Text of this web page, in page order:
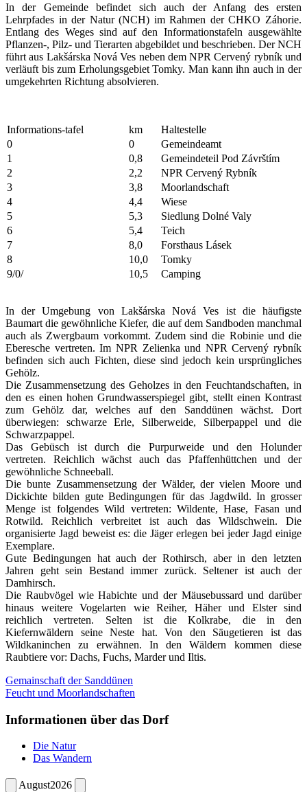
In der Gemeinde befindet sich auch der Anfang des ersten
Lehrpfades in der Natur (NCH) im Rahmen der CHKO Záhorie.
Entlang des Weges sind auf den Informationstafeln ausgewählte
Pflanzen-, Pilz- und Tierarten abgebildet und beschrieben. Der NCH
führt aus Lakšárska Nová Ves neben dem NPR Cervený rybník und
verläuft bis zum Erholungsgebiet Tomky. Man kann ihn auch in der
umgekehrten Richtung absolvieren.
Informations-tafel km
Haltestelle
0
0
Gemeindeamt
1
0,8
Gemeindeteil Pod Závrštím
2
2,2
NPR Cervený Rybník
3
3,8
Moorlandschaft
4
4,4
Wiese
5
5,3
Siedlung Dolné Valy
6
5,4
Teich
7
8,0
Forsthaus Lásek
8
10,0
Tomky
9/0/
10,5 Camping
In der Umgebung von Lakšárska Nová Ves ist die häufigste
Baumart die gewöhnliche Kiefer, die auf dem Sandboden manchmal
auch als Zwergbaum vorkommt. Zudem sind die Robinie und die
Eberesche vertreten. Im NPR Zelienka und NPR Cervený rybník
befinden sich auch Fichten, diese sind jedoch kein ursprüngliches
Gehölz.
Die Zusammensetzung des Geholzes in den Feuchtandschaften, in
den es einen hohen Grundwasserspiegel gibt, stellt einen Kontrast
zum Gehölz dar, welches auf den Sanddünen wächst. Dort
überwiegen: schwarze Erle, Silberweide, Silberpappel und die
Schwarzpappel.
Das Gebüsch ist durch die Purpurweide und den Holunder
vertreten. Reichlich wächst auch das Pfaffenhüttchen und der
gewöhnliche Schneeball.
Die bunte Zusammensetzung der Wälder, der vielen Moore und
Dickichte bilden gute Bedingungen für das Jagdwild. In grosser
Menge ist folgendes Wild vertreten: Wildente, Hase, Fasan und
Rotwild. Reichlich verbreitet ist auch das Wildschwein. Die
organisierte Jagd beweist es: die Jäger erlegen bei jeder Jagd einige
Exemplare.
Gute Bedingungen hat auch der Rothirsch, aber in den letzten
Jahren geht sein Bestand immer zurück. Seltener ist auch der
Damhirsch.
Die Raubvögel wie Habichte und der Mäusebussard und darüber
hinaus weitere Vogelarten wie Reiher, Häher und Elster sind
reichlich vertreten. Selten ist die Kolkrabe, die in den
Kiefernwäldern seine Neste hat. Von den Säugetieren ist das
Wildkaninchen zu erwähnen. In den Wäldern kommen diese
Raubtiere vor: Dachs, Fuchs, Marder und Iltis.
Gemainschaft der Sanddünen
Feucht und Moorlandschaften
Informationen über das Dorf
Die Natur
Das Wandern
August2026